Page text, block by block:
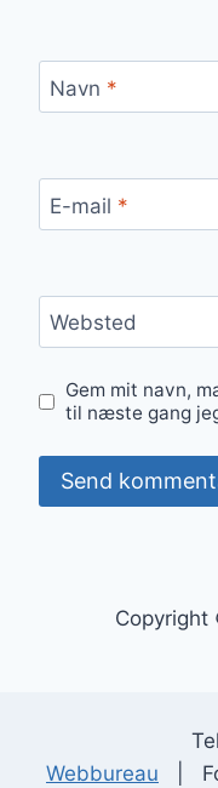
Navn *
E-mail *
Websted
Gem mit navn,
til næste gang
Webbureau |